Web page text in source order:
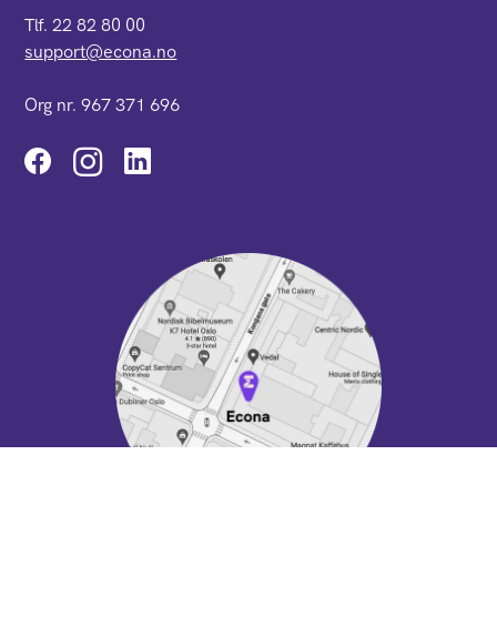
Tlf. 22 82 80 00
support@econa.no
Org nr. 967 371 696
Instagram